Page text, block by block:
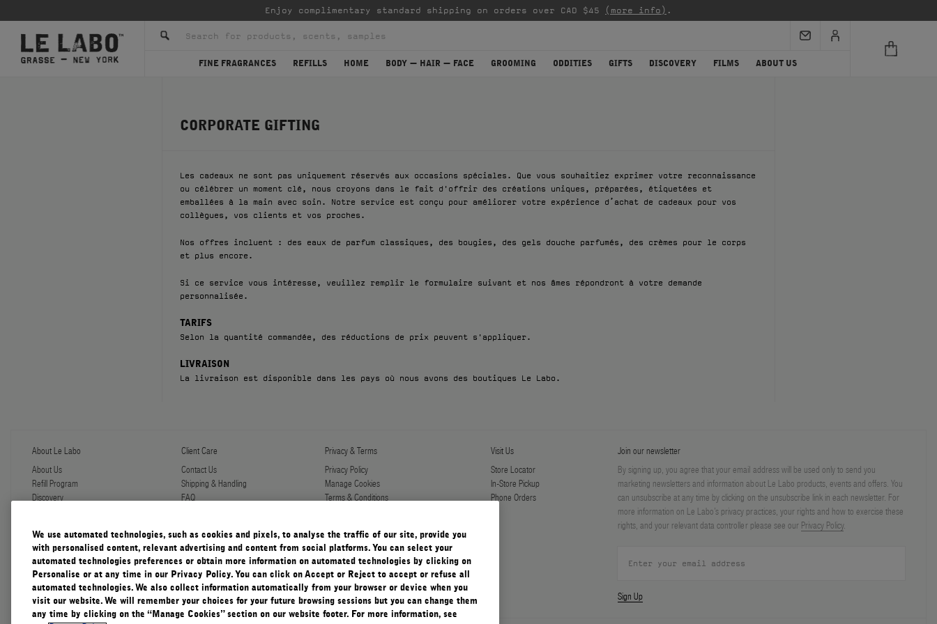
Enjoy complimentary standard shipping on orders over CAD $45 (more info) .
FINE FRAGRANCES REFILLS HOME BODY — HAIR — FACE GROOMING ODDITIES GIFTS DISCOVERY FILMS ABOUT US
CORPORATE GIFTING
Les cadeaux ne sont pas uniquement réservés aux occasions spéciales. Que vous souhaitiez exprimer votre reconnaissance
ou célébrer un moment clé, nous croyons dans le fait d'offrir des créations uniques, préparées, étiquetées et
emballées à la main avec soin. Notre service est conçu pour améliorer votre expérience d’achat de cadeaux pour vos
collègues, vos clients et vos proches.
Nos offres incluent : des eaux de parfum classiques, des bougies, des gels douche parfumés, des crèmes pour le corps
et plus encore.
Si ce service vous intéresse, veuillez remplir le formulaire suivant et nos âmes répondront à votre demande
personnalisée.
TARIFS
Selon la quantité commandée, des réductions de prix peuvent s'appliquer.
LIVRAISON
La livraison est disponible dans les pays où nous avons des boutiques Le Labo.
About Le Labo
About Us
Refill Program
Discovery
Responsible Practices
Accessibility View
Client Care
Contact Us
Shipping & Handling
FAQ
Privacy & Terms
Privacy Policy
Manage Cookies
Terms & Conditions
Visit Us
Store Locator
In-Store Pickup
Phone Orders
Join our newsletter
By signing up, you agree that your email address will be used only to send you
marketing newsletters and information about Le Labo products, events and offers. You
can unsubscribe at any time by clicking on the unsubscribe link in each newsletter. For
more information on Le Labo’s privacy practices, your rights and how to exercise these
rights, and your relevant data controller please see our Privacy Policy.
Sign Up
We use automated technologies, such as cookies and pixels, to analyse the traffic of our site, provide you
with personalised content, relevant advertising and content from social platforms. You can select your
automated technologies preferences or obtain more information on automated technologies by clicking on
Personalise or at any time in our Privacy Policy. You can click on Accept or Reject to accept or refuse all
automated technologies. We also collect information automatically from your browser or device when you
visit our website. We will remember your choices for your future browsing sessions but you can change them
any time by clicking on the “Manage Cookies” section on our website footer. For more information, see